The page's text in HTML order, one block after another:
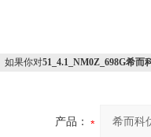
如果你对51_4.1_NM0Z_698G希
产品：